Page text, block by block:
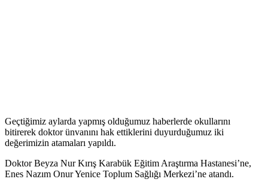
Geçtiğimiz aylarda yapmış olduğumuz haberlerde okullarını
bitirerek doktor ünvanını hak ettiklerini duyurduğumuz iki
değerimizin atamaları yapıldı.
Doktor Beyza Nur Kırış Karabük Eğitim Araştırma Hastanesi’ne,
Enes Nazım Onur Yenice Toplum Sağlığı Merkezi’ne atandı.